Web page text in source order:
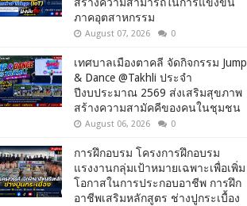
ภาคอุตสาหกรรม
August 07, 2026 0
เทศบาลเมืองตาคลี จัดกิจกรรม Jump
& Dance @Takhli ประจำ
ปีงบประมาณ 2569 ส่งเสริมสุขภาพ
สร้างความสามัคคีของคนในชุมชน
August 06, 2026 0
การฝึกอบรม โครงการฝึกอบรม
แรงงานกลุ่มเป้าหมายเฉพาะเพื่อเพิ่ม
โอกาสในการประกอบอาชีพ การฝึก
อาชีพเสริมหลักสูตร ช่างปูกระเบื้อง